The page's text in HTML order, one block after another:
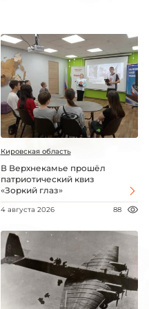
Кировская область
В Верхнекамье прошёл
патриотический квиз
«Зоркий глаз»
4 августа 2026 88